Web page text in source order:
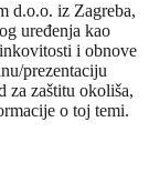
d.o.o. iz Zagreba,
uređenja kao
i obnove
prezentaciju
za zaštitu okoliša,
o toj temi.